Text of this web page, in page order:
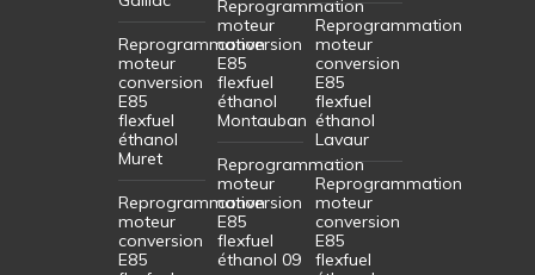
Reprogrammation
moteur
conversion
E85
flexfuel
éthanol
Muret
Reprogrammation
moteur
conversion
E85
Reprogrammation
moteur
conversion
E85
flexfuel
éthanol
Montauban
Reprogrammation
moteur
conversion
E85
flexfuel
éthanol 09
Reprogrammation
moteur
conversion
E85
flexfuel
éthanol
Lavaur
Reprogrammation
moteur
conversion
E85
flexfuel